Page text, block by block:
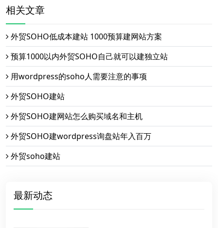
相关文章
外贸SOHO低成本建站 1000预算建网站方案
预算1000以内外贸SOHO自己就可以建独立站
用wordpress的soho人需要注意的事项
外贸SOHO建站
外贸SOHO建网站怎么购买域名和主机
外贸SOHO建wordpress询盘站年入百万
外贸soho建站
最新动态